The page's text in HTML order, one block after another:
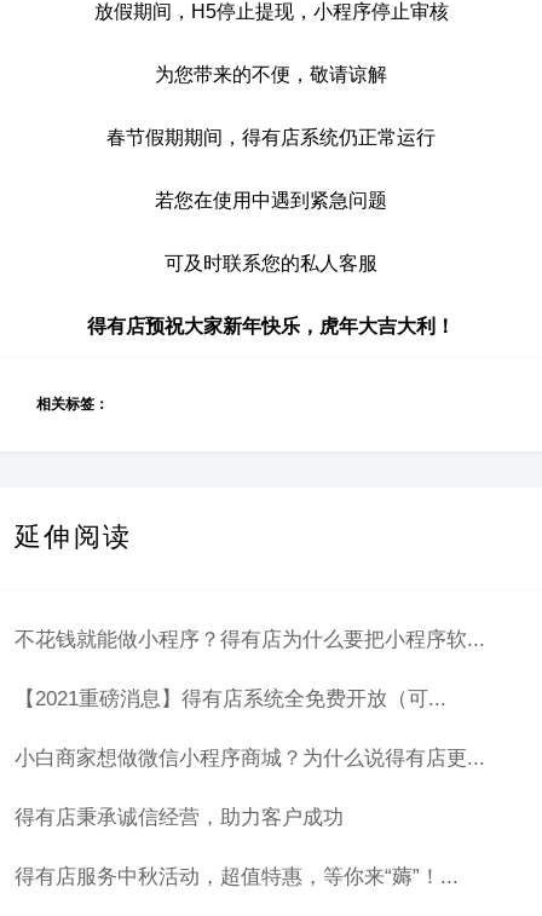
放假期间，H5停止提现，小程序停止审核
为您带来的不便，敬请谅解
春节假期期间，得有店系统仍正常运行
若您在使用中遇到紧急问题
可及时联系您的私人客服
得有店预祝大家新年快乐，虎年大吉大利！
相关标签：
延伸阅读
不花钱就能做小程序？得有店为什么要把小程序软...
【2021重磅消息】得有店系统全免费开放（可...
小白商家想做微信小程序商城？为什么说得有店更...
得有店秉承诚信经营，助力客户成功
得有店服务中秋活动，超值特惠，等你来“薅”！...